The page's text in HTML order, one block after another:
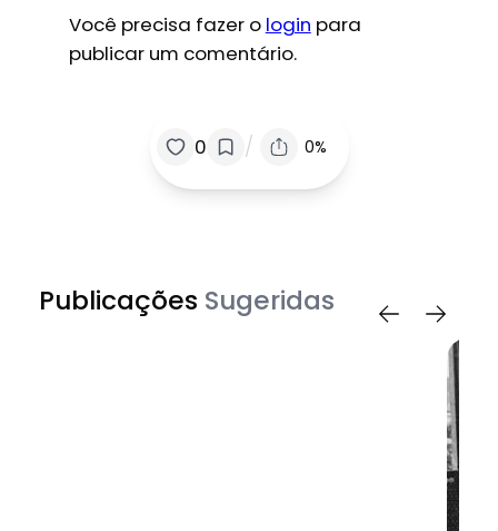
Você precisa fazer o login para
publicar um comentário.
0 / 0%
Publicações Sugeridas